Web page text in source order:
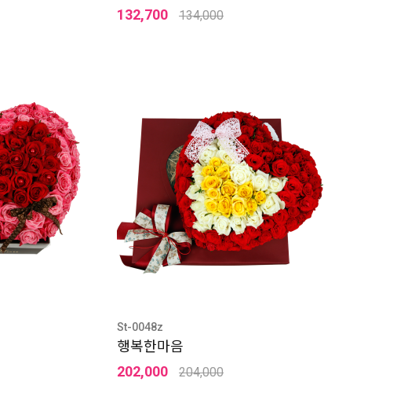
132,700
134,000
St-0048z
행복한마음
202,000
204,000